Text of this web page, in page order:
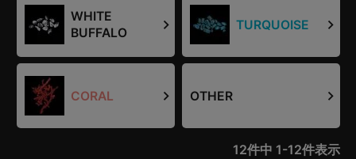
WHITE
BUFFALO
TURQUOISE
CORAL OTHER
12件中 1-12件表示